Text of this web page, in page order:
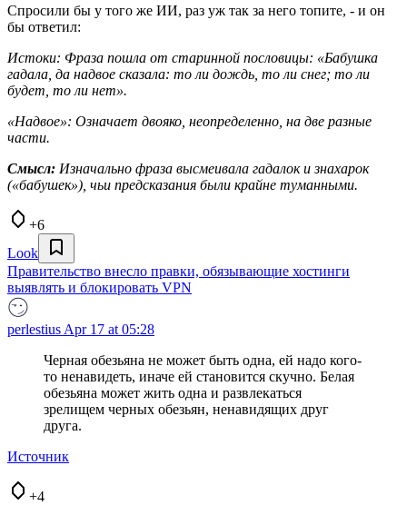
Спросили бы у того же ИИ, раз уж так за него топите, - и он
бы ответил:
Истоки: Фраза пошла от старинной пословицы: «Бабушка
гадала, да надвое сказала: то ли дождь, то ли снег; то ли
будет, то ли нет».
«Надвое»: Означает двояко, неопределенно, на две разные
части.
Смысл: Изначально фраза высмеивала гадалок и знахарок
(«бабушек»), чьи предсказания были крайне туманными.
+6
Look
Правительство внесло правки, обязывающие хостинги
выявлять и блокировать VPN
perlestius Apr 17 at 05:28
Черная обезьяна не может быть одна, ей надо кого-
то ненавидеть, иначе ей становится скучно. Белая
обезьяна может жить одна и развлекаться
зрелищем черных обезьян, ненавидящих друг
друга.
Источник
+4